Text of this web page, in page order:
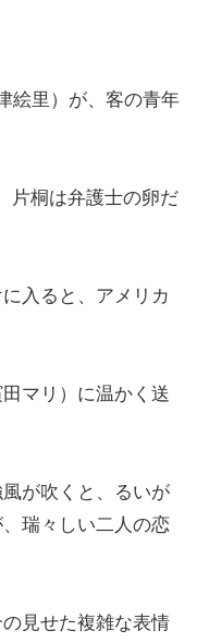
絵里）が、客の青年
片桐は弁護士の卵だ
入ると、アメリカ
マリ）に温かく送
が吹くと、るいが
瑞々しい二人の恋
見せた複雑な表情